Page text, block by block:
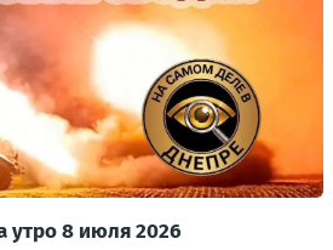
утро 8 июля 2026